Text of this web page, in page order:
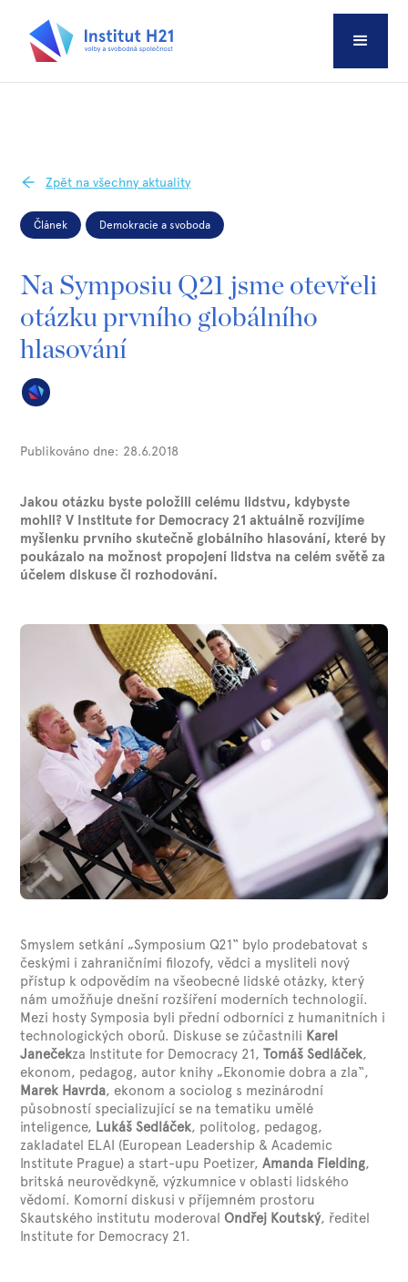
Zpět na všechny aktuality
Článek Demokracie a svoboda
Na Symposiu Q21 jsme otevřeli
otázku prvního globálního
hlasování
Publikováno dne: 28.6.2018
Jakou otázku byste položili celému lidstvu, kdybyste
mohli? V Institute for Democracy 21 aktuálně rozvíjíme
myšlenku prvního skutečně globálního hlasování, které by
poukázalo na možnost propojení lidstva na celém světě za
účelem diskuse či rozhodování.
Smyslem setkání „Symposium Q21“ bylo prodebatovat s
českými i zahraničními filozofy, vědci a mysliteli nový
přístup k odpovědím na všeobecné lidské otázky, který
nám umožňuje dnešní rozšíření moderních technologií.
Mezi hosty Symposia byli přední odborníci z humanitních i
technologických oborů. Diskuse se zúčastnili Karel
Janečekza Institute for Democracy 21,Tomáš Sedláček,
ekonom, pedagog, autor knihy „Ekonomie dobra a zla“,
Marek Havrda, ekonom a sociolog s mezinárodní
působností specializující se na tematiku umělé
inteligence, Lukáš Sedláček, politolog, pedagog,
zakladatel ELAI (European Leadership & Academic
Institute Prague) a start-upu Poetizer,Amanda Fielding,
britská neurovědkyně, výzkumnice v oblasti lidského
vědomí. Komorní diskusi v příjemném prostoru
Skautského institutu moderoval Ondřej Koutský, ředitel
Institute for Democracy 21.